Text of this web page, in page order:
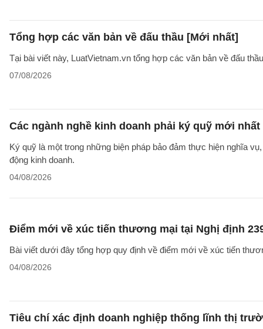
Tổng hợp các văn bản về đấu thầu [Mới nhất]
Tại bài viết này, LuatVietnam.vn tổng hợp các văn bản về đấu
07/08/2026
Các ngành nghề kinh doanh phải ký quỹ mới nhất
Ký quỹ là một trong những biện pháp bảo đảm thực hiện nghĩa
động kinh doanh.
04/08/2026
Điểm mới về xúc tiến thương mại tại Nghị định
Bài viết dưới đây tổng hợp quy định về điểm mới về xúc tiến
04/08/2026
Tiêu chí xác định doanh nghiệp thống lĩnh thị